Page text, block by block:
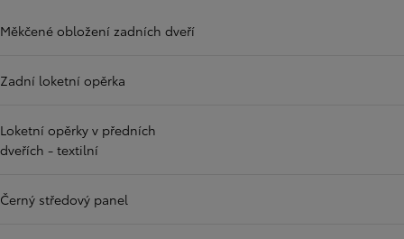
Měkčené obložení zadních dveří
Zadní loketní opěrka
Loketní opěrky v předních
dveřích - textilní
Černý středový panel